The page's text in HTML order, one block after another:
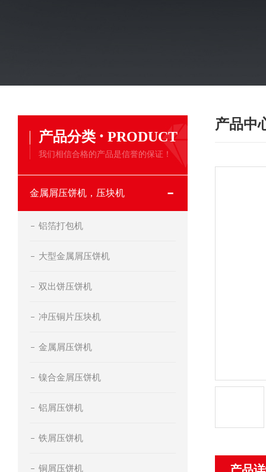
产品分类 · PRODUCT
我们相信合格的产品是信誉的保证！
金属屑压饼机，压块机
铝箔打包机
大型金属屑压饼机
双出饼压饼机
冲压铜片压块机
金属屑压饼机
镍合金屑压饼机
铝屑压饼机
铁屑压饼机
铜屑压饼机
产品中